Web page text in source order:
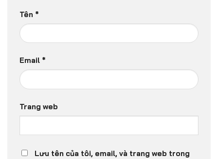
Tên *
Email *
Trang web
Lưu tên của tôi, email, và trang web trong